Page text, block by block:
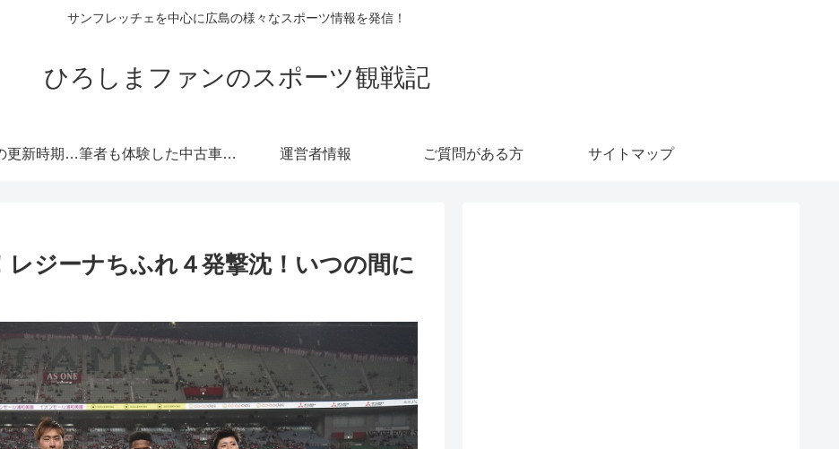
サンフレッチェを中心に広島の様々なスポーツ情報を発信！
ひろしまファンのスポーツ観戦記
自動車保険の更新時期にご注意！危険度が高くなる！忘れると等級にも響きます！ 筆者も体験した中古車情報・トヨタ・軽自動車 広島査定実戦編！ 運営者情報 ご質問がある方 サイトマップ
ジーナちふれ４発撃沈！いつの間に